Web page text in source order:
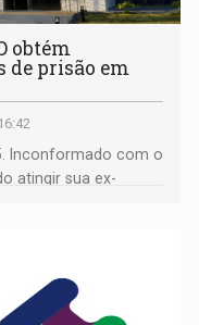
obtém
de prisão em
Inconformado com o
atingir sua ex-